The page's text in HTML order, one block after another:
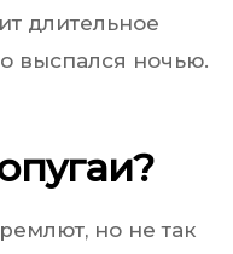
длительное
выспался ночью.
но не так